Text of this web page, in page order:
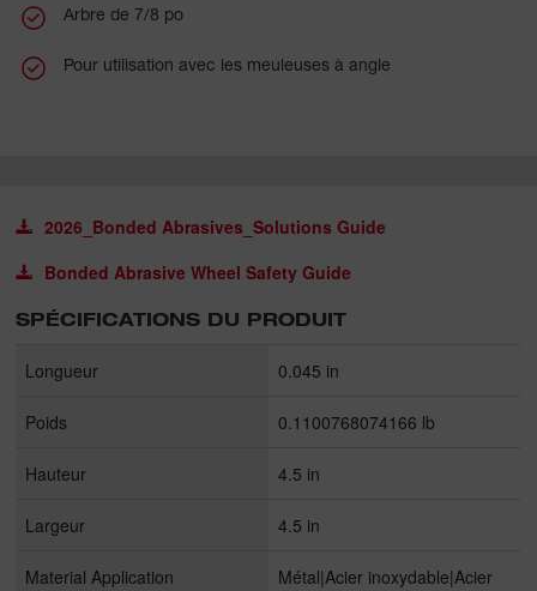
Arbre de 7/8 po
Pour utilisation avec les meuleuses à angle
2026_Bonded Abrasives_Solutions Guide
Bonded Abrasive Wheel Safety Guide
SPÉCIFICATIONS DU PRODUIT
Longueur 0.045 in
Poids 0.1100768074166 lb
Hauteur 4.5 in
Largeur 4.5 in
Material Application Métal|Acier inoxydable|Acier